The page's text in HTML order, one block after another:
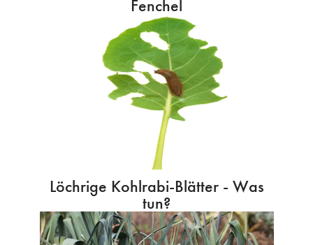
Fenchel
Löchrige Kohlrabi-Blätter - Was
tun?